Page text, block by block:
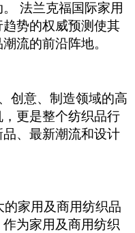
法兰克福国际家用
势的权威预测使其
流的前沿阵地。
创意、制造领域的高
更是整个纺织品行
、最新潮流和设计
的家用及商用纺织品
为家用及商用纺织